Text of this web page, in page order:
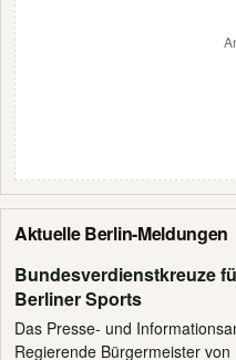
Aktuelle Berlin-Meldungen
Bundesverdienstkreuze
Berliner Sports
Das Presse- und
Regierende Bürgermeister